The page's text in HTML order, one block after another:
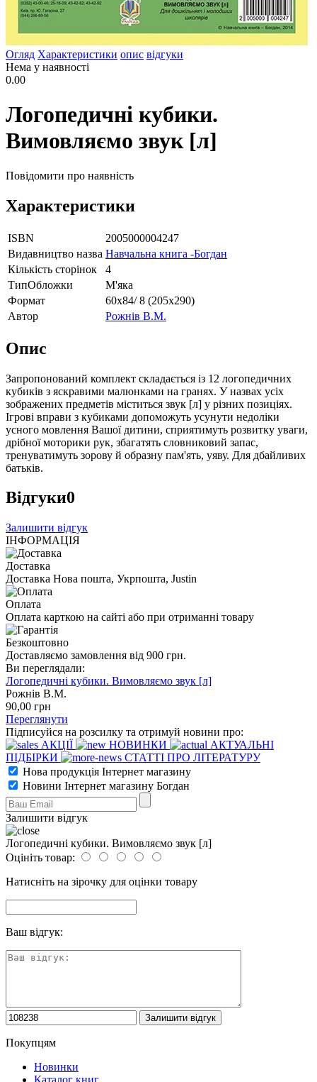
Огляд Характеристики опис відгуки
Нема у наявності
0.00
Логопедичні кубики.
Вимовляємо звук [л]
Повідомити про наявність
Характеристики
ISBN
2005000004247
Видавництво назва Навчальна книга -Богдан
Кількість сторінок
4
ТипОбложки
М'яка
Формат
60х84/ 8 (205х290)
Автор
Рожнів В.М.
Опис
Запропонований комплект складається із 12 логопедичних
кубиків з яскравими малюнками на гранях. У назвах усіх
зображених предметів міститься звук [л] у різних позиціях.
Ігрові вправи з кубиками допоможуть усунути недоліки
усного мовлення Вашої дитини, сприятимуть розвитку уваги,
дрібної моторики рук, збагатять словниковий запас,
тренуватимуть зорову й образну пам'ять, уяву. Для дбайливих
батьків.
Відгуки0
Залишити відгук
ІНФОРМАЦІЯ
Доставка
Доставка Нова пошта, Укрпошта, Justin
Оплата
Оплата карткою на сайті або при отриманні товару
Безкоштовно
Доставляємо замовлення від 900 грн.
Ви переглядали:
Логопедичні кубики. Вимовляємо звук [л]
Рожнів В.М.
90,00 грн
Переглянути
Підписуйся на розсилку та отримуй новини про:
АКЦІЇ
НОВИНКИ
АКТУАЛЬНІ
ПІДБІРКИ
СТАТТІ ПРО ЛІТЕРАТУРУ
Нова продукція Інтернет магазину
Новини Інтернет магазину Богдан
Залишити відгук
Логопедичні кубики. Вимовляємо звук [л]
Оцініть товар:
Натисніть на зірочку для оцінки товару
Ваш відгук:
Покупцям
Новинки